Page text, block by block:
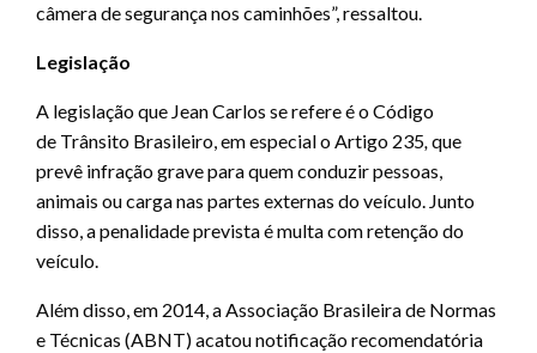
câmera de segurança nos caminhões”, ressaltou.
Legislação
A legislação que Jean Carlos se refere é o Código
de Trânsito Brasileiro, em especial o Artigo 235,que
prevê infração grave para quem conduzir pessoas,
animais ou carga nas partes externas do veículo. Junto
disso, a penalidade prevista é multa com retenção do
veículo.
Além disso, em 2014, a Associação Brasileira de Normas
e Técnicas (ABNT) acatou notificação recomendatória